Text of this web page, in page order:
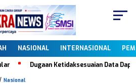
NASIONAL INTERNASIONAL
Ketidaksesuaian Data Dapodik,
/ Nasional